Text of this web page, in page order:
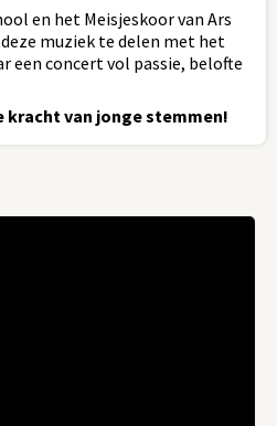
en het Meisjeskoor van Ars
muziek te delen met het
een concert vol passie, belofte
kracht van jonge stemmen!